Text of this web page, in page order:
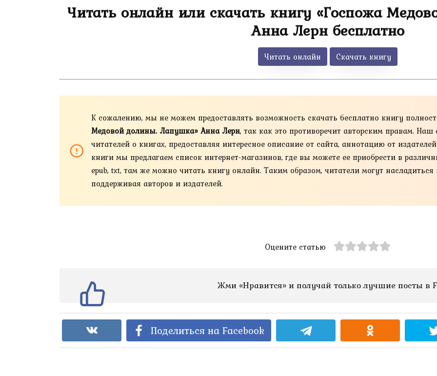
Читать онлайн или скачать книгу «Госпожа
Анна Лерн бесплатно
Читать онлайн Скачать книгу
К сожалению, мы не можем предоставлять возможность скачать бесплатно книгу
Медовой долины. Лапушка» Анна Лерн, так как это противоречит авторским правам.
читателей о книгах, предоставляя интересное описание от сайта, аннотацию от
книги мы предлагаем список интернет-магазинов, где вы можете ее приобрести в
epub, txt, там же можно читать книгу онлайн. Таким образом, читатели могут
поддерживая авторов и издателей.
Оцените статью
Жми «Нравится» и получай только лучшие посты в
Поделиться на Facebook